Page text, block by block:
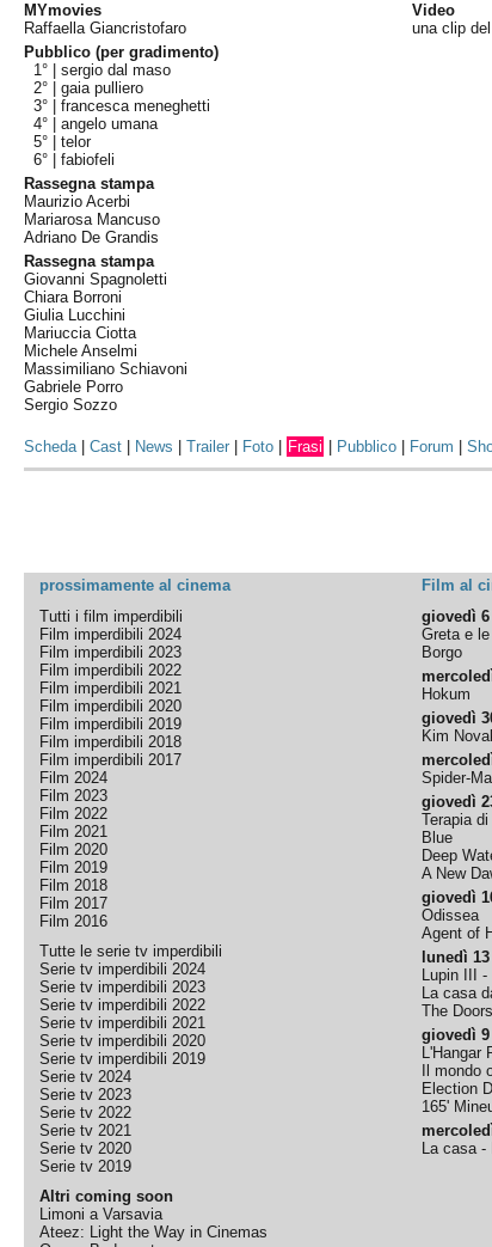
MYmovies
Raffaella Giancristofaro
Pubblico (per gradimento)
1° |sergio dal maso
2° |gaia pulliero
3° |francesca meneghetti
4° |angelo umana
5° |telor
6° |fabiofeli
Rassegna stampa
Maurizio Acerbi
Mariarosa Mancuso
Adriano De Grandis
Rassegna stampa
Giovanni Spagnoletti
Chiara Borroni
Giulia Lucchini
Mariuccia Ciotta
Michele Anselmi
Massimiliano Schiavoni
Gabriele Porro
Sergio Sozzo
Video
una clip
Scheda|Cast News |Trailer Foto Frasi Pubblico Forum |
prossimamente al cinema Film al
Tutti i film imperdibili
Film imperdibili 2024
Film imperdibili 2023
Film imperdibili 2022
Film imperdibili 2021
Film imperdibili 2020
Film imperdibili 2019
Film imperdibili 2018
Film imperdibili 2017
Film 2024
Film 2023
Film 2022
Film 2021
Film 2020
Film 2019
Film 2018
Film 2017
Film 2016
Tutte le serie tv imperdibili
Serie tv imperdibili 2024
Serie tv imperdibili 2023
Serie tv imperdibili 2022
Serie tv imperdibili 2021
Serie tv imperdibili 2020
Serie tv imperdibili 2019
Serie tv 2024
Serie tv 2023
Serie tv 2022
Serie tv 2021
Serie tv 2020
Serie tv 2019
Altri coming soon
Limoni a Varsavia
Ateez: Light the Way in Cinemas
giovedì
Greta e
Borgo
Hokum
giovedì
Kim
Spider-
giovedì
Terapia
Blue
Deep
A New
giovedì
Odissea
Agent of
lunedì
Lupin III
La casa
The Doors
giovedì
L'Hangar
Il mondo
Election
165'
La casa -